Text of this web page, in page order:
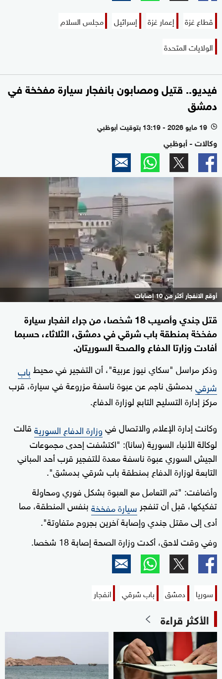
قطاع غزة إعمار غزة إسرائيل
مجلس السلام
الولايات المتحدة
فيديو.. قتيل ومصابون بانفجار سيارة مفخخة في
دمشق
l 19 مايو 2026 - 13:19 بتوقيت أبوظبي
وكالات - أبوظبي
أوقع الانفجار أكثر من 10 إصابات
قتل جندي وأصيب 18 شخصا، من جراء انفجار سيارة
مفخخة بمنطقة باب شرقي في دمشق، الثلاثاء، حسبما
أفادت وزارتا الدفاع والصحة السوريتان.
وذكر مراسل "سكاي نيوز عربية"، أن التفجير في محيطباب
شرقيبدمشق ناجم عن عبوة ناسفة مزروعة في سيارة، قرب
مركز إدارة التسليح التابع لوزارة الدفاع.
وكانت إدارة الإعلام والاتصال فيوزارة الدفاع السوريةقالت
لوكالة الأنباء السورية (سانا): "اكتشفت إحدى مجموعات
الجيش السوري عبوة ناسفة معدة للتفجير قرب أحد المباني
التابعة لوزارة الدفاع بمنطقة باب شرقي بدمشق".
وأضافت: "‏تم التعامل مع العبوة بشكل فوري ومحاولة
تفكيكها، قبل أن تنفجر سيارة مفخخةبنفس المنطقة، مما
أدى إلى مقتل جندي وإصابة آخرين بجروح متفاوتة".
وفي وقت لاحق، أكدت وزارة الصحة إصابة 18 شخصا.
سوريا دمشق باب شرقي انفجار
الأكثر قراءة